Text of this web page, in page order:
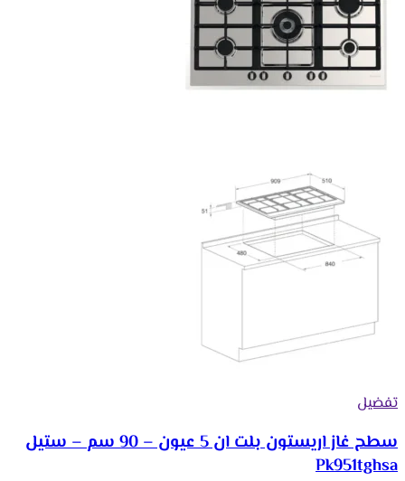
تفضيل
سطح غاز اريستون بلت ان 5 عيون – 90 سم – ستيل
Pk951tghsa